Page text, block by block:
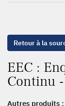
Retour à la
EEC :
Continu
Autres produits :